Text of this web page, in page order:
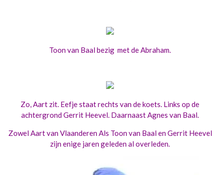
Toon van Baal bezig met de Abraham.
Zo, Aart zit. Eefje staat rechts van de koets. Links op de
achtergrond Gerrit Heevel. Daarnaast Agnes van Baal.
Zowel Aart van Vlaanderen Als Toon van Baal en Gerrit Heevel
zijn enige jaren geleden al overleden.